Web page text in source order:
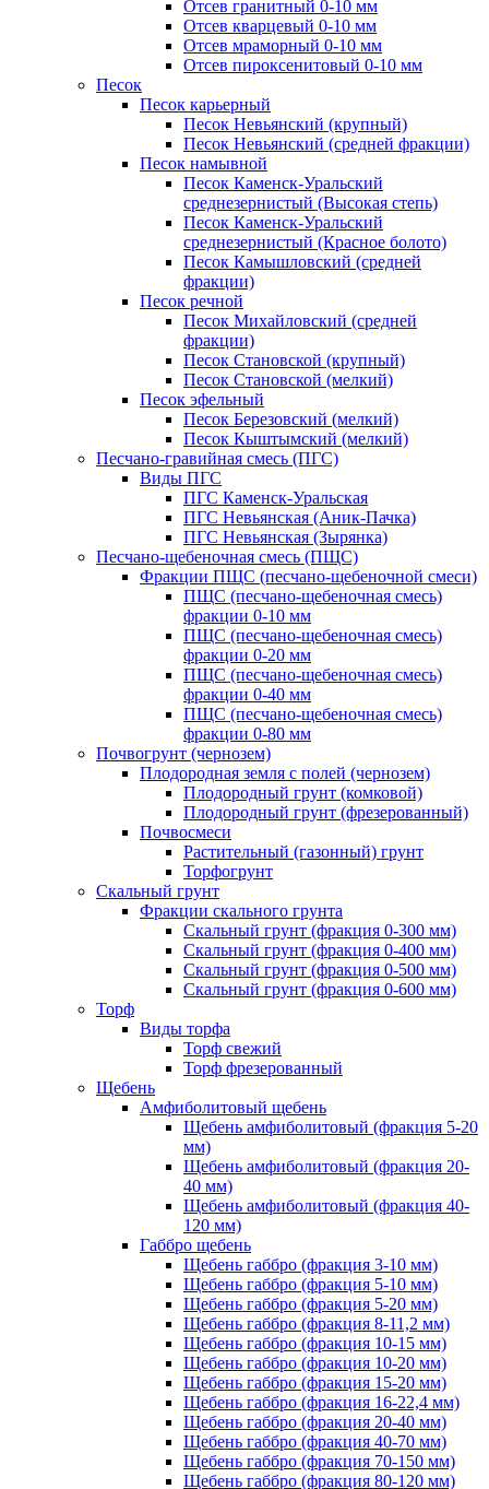
Отсев гранитный 0-10 мм
Отсев кварцевый 0-10 мм
Отсев мраморный 0-10 мм
Отсев пироксенитовый 0-10 мм
Песок
Песок карьерный
Песок Невьянский (крупный)
Песок Невьянский (средней фракции)
Песок намывной
Песок Каменск-Уральский
среднезернистый (Высокая степь)
Песок Каменск-Уральский
среднезернистый (Красное болото)
Песок Камышловский (средней
фракции)
Песок речной
Песок Михайловский (средней
фракции)
Песок Становской (крупный)
Песок Становской (мелкий)
Песок эфельный
Песок Березовский (мелкий)
Песок Кыштымский (мелкий)
Песчано-гравийная смесь (ПГС)
Виды ПГС
ПГС Каменск-Уральская
ПГС Невьянская (Аник-Пачка)
ПГС Невьянская (Зырянка)
Песчано-щебеночная смесь (ПЩС)
Фракции ПЩС (песчано-щебеночной смеси)
ПЩС (песчано-щебеночная смесь)
фракции 0-10 мм
ПЩС (песчано-щебеночная смесь)
фракции 0-20 мм
ПЩС (песчано-щебеночная смесь)
фракции 0-40 мм
ПЩС (песчано-щебеночная смесь)
фракции 0-80 мм
Почвогрунт (чернозем)
Плодородная земля с полей (чернозем)
Плодородный грунт (комковой)
Плодородный грунт (фрезерованный)
Почвосмеси
Растительный (газонный) грунт
Торфогрунт
Скальный грунт
Фракции скального грунта
Скальный грунт (фракция 0-300 мм)
Скальный грунт (фракция 0-400 мм)
Скальный грунт (фракция 0-500 мм)
Скальный грунт (фракция 0-600 мм)
Торф
Виды торфа
Торф свежий
Торф фрезерованный
Щебень
Амфиболитовый щебень
Щебень амфиболитовый (фракция 5-20
мм)
Щебень амфиболитовый (фракция 20-
40 мм)
Щебень амфиболитовый (фракция 40-
120 мм)
Габбро щебень
Щебень габбро (фракция 3-10 мм)
Щебень габбро (фракция 5-10 мм)
Щебень габбро (фракция 5-20 мм)
Щебень габбро (фракция 8-11,2 мм)
Щебень габбро (фракция 10-15 мм)
Щебень габбро (фракция 10-20 мм)
Щебень габбро (фракция 15-20 мм)
Щебень габбро (фракция 16-22,4 мм)
Щебень габбро (фракция 20-40 мм)
Щебень габбро (фракция 40-70 мм)
Щебень габбро (фракция 70-150 мм)
Щебень габбро (фракция 80-120 мм)